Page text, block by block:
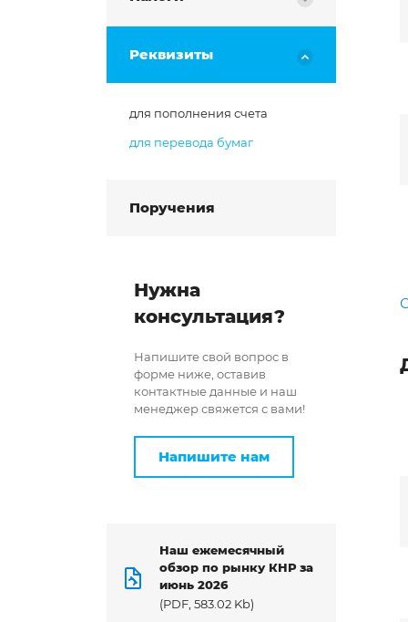
Реквизиты
для пополнения счета
для перевода бумаг
Поручения
Нужна
консультация?
Напишите свой вопрос в
форме ниже, оставив
контактные данные и наш
менеджер свяжется с вами!
Напишите нам
Наш ежемесячный
обзор по рынку КНР за
июнь 2026
(PDF, 583.02 Kb)